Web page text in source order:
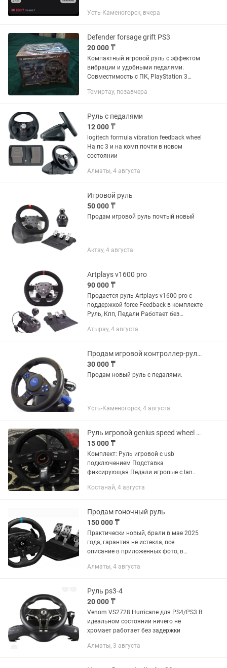
Усть-Каменогорск, вчера
Defender forsage grift PS3
20 000 ₸
Компактный игровой руль с эффектом
вибрации и удобными педалями.
Совместимость с ПК, PlayStation 3
Switch. Мини-руль идеально подходит
Темиртау, позавчера
Руль с педалями
12 000 ₸
logitech formula vibration feedback wheel
На пс 3 и на комп почти в новом
состоянии
Алматы, 4 августа
Игровой руль
50 000 ₸
Продам игровой руль почтый новый
Актау, 4 августа
Artplays v1600 pro
90 000 ₸
Продается руль Artplays v1600 pro с
поддержкой force Feedback в комплекте
Руль, Кпп, Педали Работает без
Атырау, 4 августа
Продам игровой контроллер-руль.
30 000 ₸
Продам новый руль с педалями.
Усть-Каменогорск, 4 августа
Руль игровой genius speed wheel 5 Turbo Function в идеальном состоянии
15 000 ₸
Комплект: Руль игровой с usb
подключением Подставка
фиксирующая Педали игровые с lan
И PS3 Состояние: идеальное, не
Костанай, 4 августа
Продам гоночный руль
150 000 ₸
Практически новый, брали в мае 2025
года, гарантия не истекла, все
описание в приложенных фото, в
играл сын, не пользуется после этого
Алматы, 4 августа
Руль ps3-4
20 000 ₸
Venom VS2728 Hurricane для PS4/PS3 В
идеальном состоянии ничего не
хромает работает без задержки
Алматы, 3 августа